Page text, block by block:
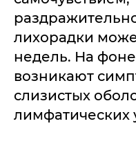
лихорадки
недель. На
возникают
слизистых
лимфатических